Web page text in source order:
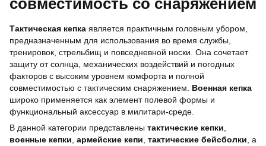
совместимость со снаряжением
Тактическая кепка является практичным головным убором,
предназначенным для использования во время службы,
тренировок, стрельбищ и повседневной носки. Она сочетает
защиту от солнца, механических воздействий и погодных
факторов с высоким уровнем комфорта и полной
совместимостью с тактическим снаряжением. Военная кепка
широко применяется как элемент полевой формы и
функциональный аксессуар в милитари-среде.
В данной категории представлены тактические кепки
военные кепки армейские кепи тактические бейсболки , а